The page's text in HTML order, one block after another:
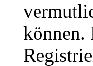
können.